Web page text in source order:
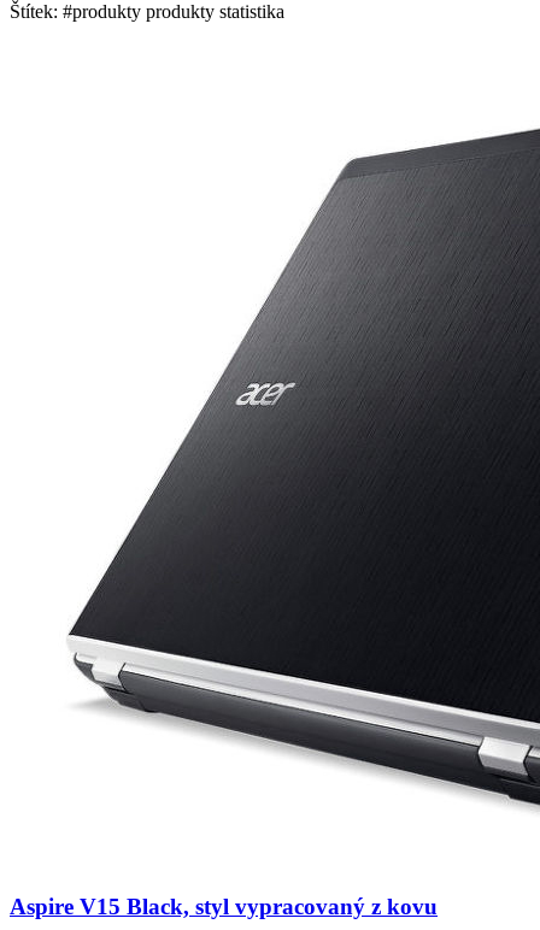
Štítek: #produkty produkty statistika
Aspire V15 Black, styl vypracovaný z kovu